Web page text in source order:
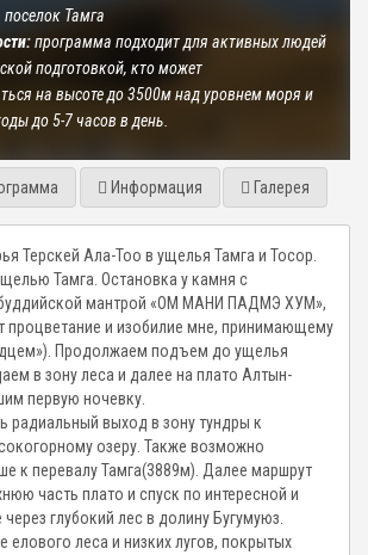
Тамга
программа подходит для активных людей
подготовкой, кто может
на высоте до 3500м над уровнем моря и
до 5-7 часов в день.
Информация Галерея
Терскей Ала-Тоо в ущелья Тамга и Тосор.
Тамга. Остановка у камня с
мантрой «ОМ МАНИ ПАДМЭ ХУМ»,
процветание и изобилие мне, принимающему
Продолжаем подъем до ущелья
в зону леса и далее на плато Алтын-
первую ночевку.
радиальный выход в зону тундры к
озеру. Также возможно
к перевалу Тамга(3889м). Далее маршрут
часть плато и спуск по интересной и
глубокий лес в долину Бугумуюз.
елового леса и низких лугов, покрытых